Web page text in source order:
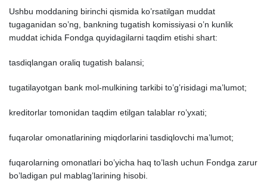
Ushbu moddaning birinchi qismida ko’rsatilgan muddat
tugaganidan so’ng, bankning tugatish komissiyasi o’n kunlik
muddat ichida Fondga quyidagilarni taqdim etishi shart:
tasdiqlangan oraliq tugatish balansi;
tugatilayotgan bank mol-mulkining tarkibi to’g’risidagi ma’lumot;
kreditorlar tomonidan taqdim etilgan talablar ro’yхati;
fuqarolar omonatlarining miqdorlarini tasdiqlovchi ma’lumot;
fuqarolarning omonatlari bo’yicha haq to’lash uchun Fondga zarur
bo’ladigan pul mablag’larining hisobi.